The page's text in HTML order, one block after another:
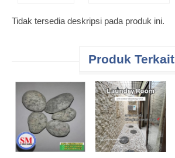
Tidak tersedia deskripsi pada produk ini.
Produk Terkait